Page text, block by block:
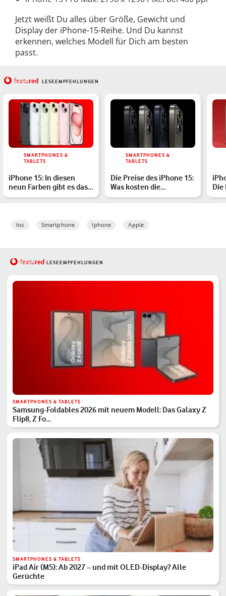
Jetzt weißt Du alles über Größe, Gewicht und
Display der iPhone-15-Reihe. Und Du kannst
erkennen, welches Modell für Dich am besten
passt.
featured LESEEMPFEHLUNGEN
SMARTPHONES &
TABLETS
iPhone 15: In diesen
neun Farben gibt es das
neue Apple-Smartphon…
SMARTPHONES &
TABLETS
Die Preise des iPhone 15:
Was kosten die
verschiedenen Modelle?
Die
Ios Smartphone Iphone Apple
featured LESEEMPFEHLUNGEN
SMARTPHONES & TABLETS
Samsung-Foldables 2026 mit neuem Modell: Das Galaxy Z
Flip8, Z Fo…
SMARTPHONES & TABLETS
iPad Air (M5): Ab 2027 – und mit OLED-Display? Alle
Gerüchte